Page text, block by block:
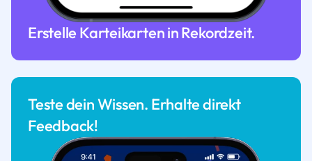
Erstelle Karteikarten in Rekordzeit.
Teste dein Wissen. Erhalte direkt
Feedback!